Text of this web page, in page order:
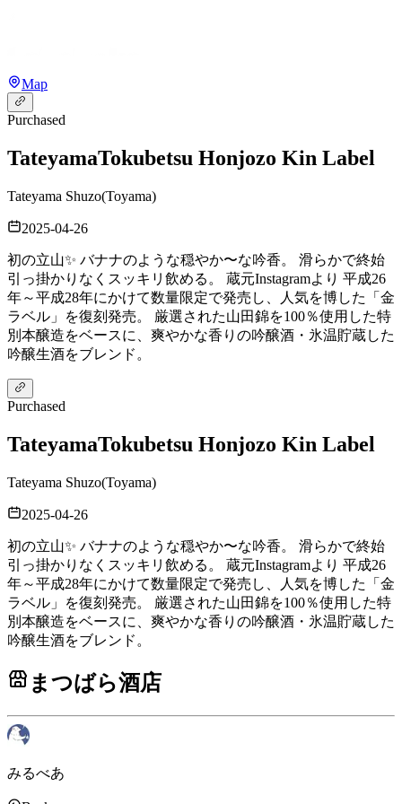
Map
Purchased
TateyamaTokubetsu Honjozo Kin Label
Tateyama Shuzo(Toyama)
2025-04-26
初の立山✨ バナナのような穏やか〜な吟香。 滑らかで終始
引っ掛かりなくスッキリ飲める。 蔵元Instagramより 平成26
年～平成28年にかけて数量限定で発売し、人気を博した「金
ラベル」を復刻発売。 厳選された山田錦を100％使用した特
別本醸造をベースに、爽やかな香りの吟醸酒・氷温貯蔵した
吟醸生酒をブレンド。
Purchased
TateyamaTokubetsu Honjozo Kin Label
Tateyama Shuzo(Toyama)
2025-04-26
初の立山✨ バナナのような穏やか〜な吟香。 滑らかで終始
引っ掛かりなくスッキリ飲める。 蔵元Instagramより 平成26
年～平成28年にかけて数量限定で発売し、人気を博した「金
ラベル」を復刻発売。 厳選された山田錦を100％使用した特
別本醸造をベースに、爽やかな香りの吟醸酒・氷温貯蔵した
吟醸生酒をブレンド。
まつばら酒店
みるべあ